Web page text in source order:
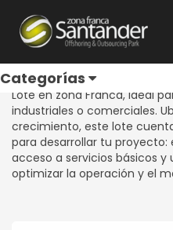
Categorías
Lote H - 4
REF: LOTE H - 4
Lote en zona Franca, ideal
industriales o comerciales.
crecimiento, este lote
para desarrollar tu
acceso a servicios básicos
optimizar la operación y el